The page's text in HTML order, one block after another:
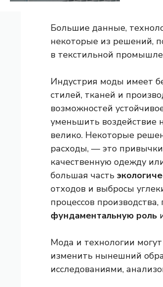
Большие данные,
некоторые из решений,
в текстильной
Индустрия моды имеет
стилей, тканей и
возможностей
уменьшить воздействие
велико. Некоторые
расходы, — это
качественную одежду
большая часть
отходов и выбросы
процессов
фундаментальную роль
Мода и технологии
изменить нынешний
исследованиями,